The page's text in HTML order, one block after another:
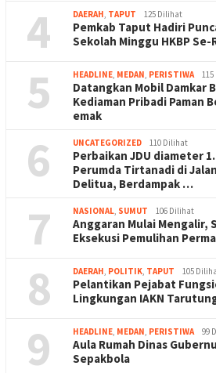
4 DAERAH, TAPUT 125 Dilihat
Pemkab Taput Hadiri
Sekolah Minggu HKBP
5 HEADLINE, MEDAN, PERISTIWA
Datangkan Mobil Damkar
Kediaman Pribadi Paman
emak
6 UNCATEGORIZED 110 Dilihat
Perbaikan JDU diameter
Perumda Tirtanadi di
Delitua, Berdampak …
7 NASIONAL, SUMUT 106 Dilihat
Anggaran Mulai Mengalir,
Eksekusi Pemulihan
8 DAERAH, POLITIK, TAPUT 105
Pelantikan Pejabat
Lingkungan IAKN
9 HEADLINE, MEDAN, PERISTIWA 99
Aula Rumah Dinas
Sepakbola